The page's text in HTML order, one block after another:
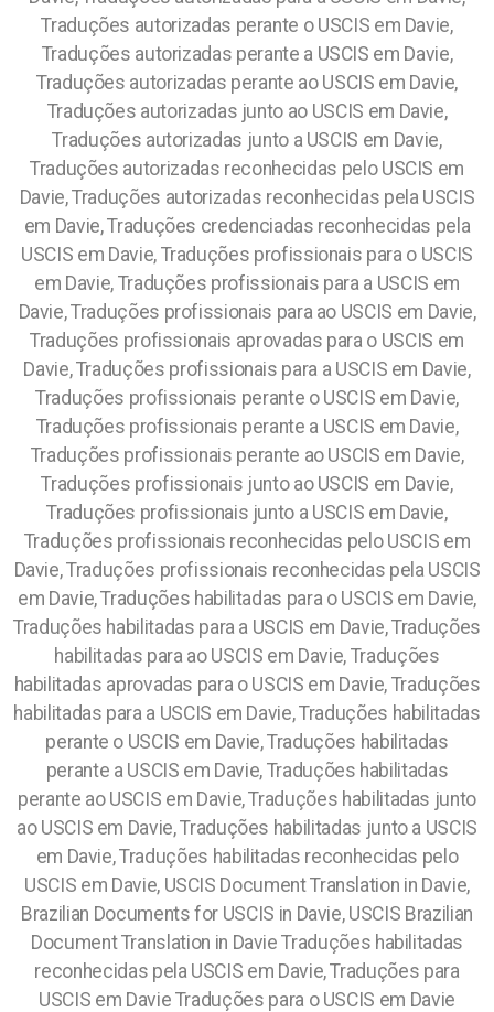
Traduções autorizadas perante o USCIS em Davie,
Traduções autorizadas perante a USCIS em Davie,
Traduções autorizadas perante ao USCIS em Davie,
Traduções autorizadas junto ao USCIS em Davie,
Traduções autorizadas junto a USCIS em Davie,
Traduções autorizadas reconhecidas pelo USCIS em
Davie, Traduções autorizadas reconhecidas pela USCIS
em Davie, Traduções credenciadas reconhecidas pela
USCIS em Davie, Traduções profissionais para o USCIS
em Davie, Traduções profissionais para a USCIS em
Davie, Traduções profissionais para ao USCIS em Davie,
Traduções profissionais aprovadas para o USCIS em
Davie, Traduções profissionais para a USCIS em Davie,
Traduções profissionais perante o USCIS em Davie,
Traduções profissionais perante a USCIS em Davie,
Traduções profissionais perante ao USCIS em Davie,
Traduções profissionais junto ao USCIS em Davie,
Traduções profissionais junto a USCIS em Davie,
Traduções profissionais reconhecidas pelo USCIS em
Davie, Traduções profissionais reconhecidas pela USCIS
em Davie, Traduções habilitadas para o USCIS em Davie,
Traduções habilitadas para a USCIS em Davie, Traduções
habilitadas para ao USCIS em Davie, Traduções
habilitadas aprovadas para o USCIS em Davie, Traduções
habilitadas para a USCIS em Davie, Traduções habilitadas
perante o USCIS em Davie, Traduções habilitadas
perante a USCIS em Davie, Traduções habilitadas
perante ao USCIS em Davie, Traduções habilitadas junto
ao USCIS em Davie, Traduções habilitadas junto a USCIS
em Davie, Traduções habilitadas reconhecidas pelo
USCIS em Davie, USCIS Document Translation in Davie,
Brazilian Documents for USCIS in Davie, USCIS Brazilian
Document Translation in Davie Traduções habilitadas
reconhecidas pela USCIS em Davie, Traduções para
USCIS em Davie Traduções para o USCIS em Davie